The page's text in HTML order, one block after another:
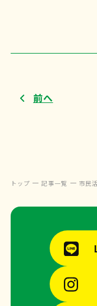
前へ
トップ 記事一覧 市民